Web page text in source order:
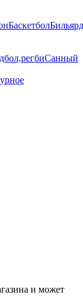
БаскетболБильярд
Санный
и может